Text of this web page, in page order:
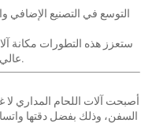
التوسع في التصنيع الإضافي
ستعزز هذه التطورات مكانة
عالي الجودة والفعال والآمن في هذه الصناعات.
أصبحت آلات اللحام المداري لا
السفن، وذلك بفضل دقتها